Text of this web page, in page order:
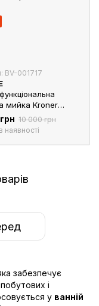
BV-001717
мийка Kroner
Handmade Brushed
10 000 грн
наявності
забезпечує
і
у ванній